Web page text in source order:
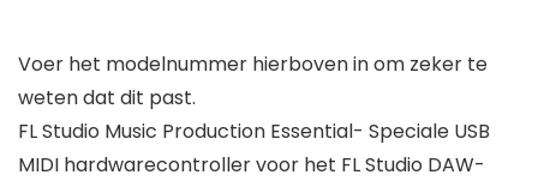
Voer het modelnummer hierboven in om zeker te
weten dat dit past.
FL Studio Music Production Essential- Speciale USB
MIDI hardwarecontroller voor het FL Studio DAW-